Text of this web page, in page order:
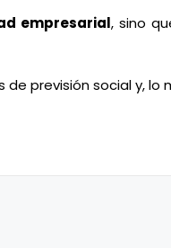
empresarial, sino
previsión social y, lo